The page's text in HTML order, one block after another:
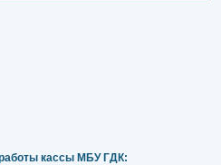
кассы МБУ ГДК: